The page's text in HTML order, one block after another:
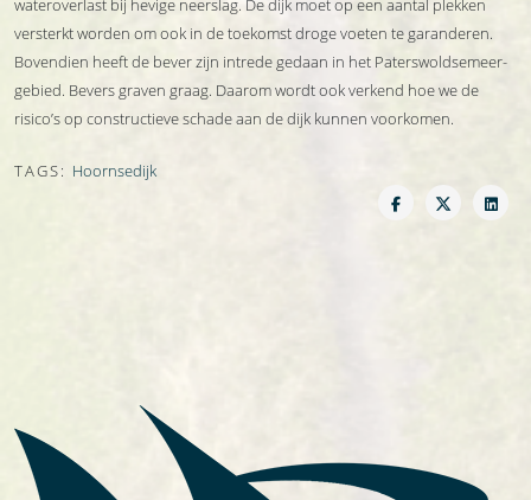
wateroverlast bij hevige neerslag. De dijk moet op een aantal plekken
versterkt worden om ook in de toekomst droge voeten te garanderen.
Bovendien heeft de bever zijn intrede gedaan in het Paterswoldsemeer-
gebied. Bevers graven graag. Daarom wordt ook verkend hoe we de
risico’s op constructieve schade aan de dijk kunnen voorkomen.
TAGS: Hoornsedijk